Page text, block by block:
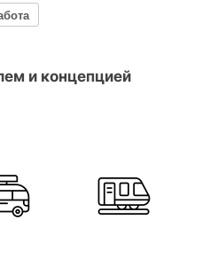
и концепцией